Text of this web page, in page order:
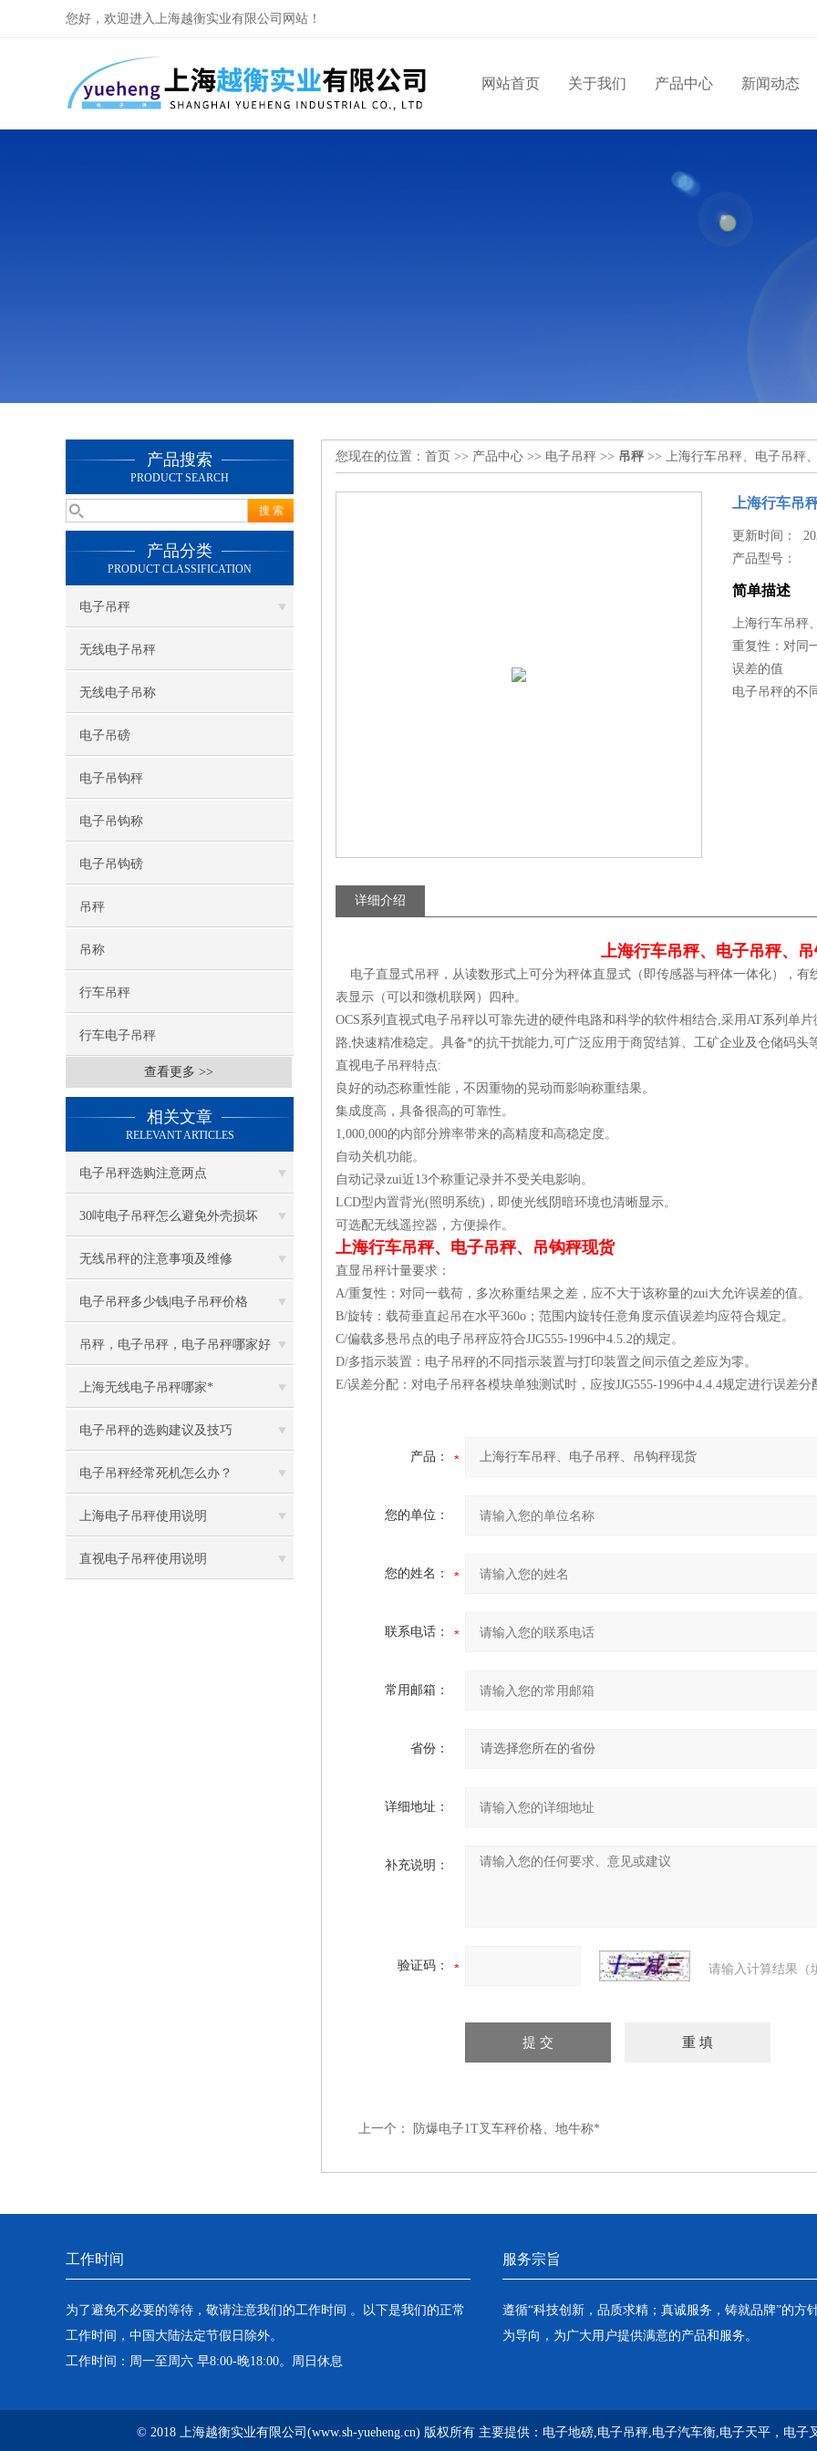
您好，欢迎进入上海越衡实业有限公司网站！
网站首页 关于我们 产品中心 新闻动态
产品搜索
PRODUCT SEARCH
产品分类
PRODUCT CLASSIFICATION
电子吊秤
无线电子吊秤
无线电子吊称
电子吊磅
电子吊钩秤
电子吊钩称
电子吊钩磅
吊秤
吊称
行车吊秤
行车电子吊秤
查看更多 >>
相关文章
RELEVANT ARTICLES
电子吊秤选购注意两点
30吨电子吊秤怎么避免外壳损坏
无线吊秤的注意事项及维修
电子吊秤多少钱|电子吊秤价格
吊秤，电子吊秤，电子吊秤哪家好
上海无线电子吊秤哪家*
电子吊秤的选购建议及技巧
电子吊秤经常死机怎么办？
上海电子吊秤使用说明
直视电子吊秤使用说明
您现在的位置： 首页 >> 产品中心 >> 电子吊秤 >> 吊秤 >> 上海行车吊秤、电子吊秤
上海行车吊
更新时间：
产品型号：
简单描述
上海行车吊秤
重复性：对同
误差的值
电子吊秤的不
详细介绍
上海行车吊秤、电子吊秤、
电子直显式吊秤，从读数形式上可分为秤体直显式（即传感器与秤体一体化），有
表显示（可以和微机联网）四种。
OCS系列直视式电子吊秤以可靠先进的硬件电路和科学的软件相结合,采用AT系列单
路,快速精准稳定。具备*的抗干扰能力,可广泛应用于商贸结算、工矿企业及仓储码头
直视电子吊秤特点:
良好的动态称重性能，不因重物的晃动而影响称重结果。
集成度高，具备很高的可靠性。
1,000,000的内部分辨率带来的高精度和高稳定度。
自动关机功能。
自动记录zui近13个称重记录并不受关电影响。
LCD型内置背光(照明系统)，即使光线阴暗环境也清晰显示。
可选配无线遥控器，方便操作。
上海行车吊秤、电子吊秤、吊钩秤现货
直显吊秤计量要求：
A/重复性：对同一载荷，多次称重结果之差，应不大于该称量的zui大允许误差的值。
B/旋转：载荷垂直起吊在水平360o；范围内旋转任意角度示值误差均应符合规定。
C/偏载多悬吊点的电子吊秤应符合JJG555-1996中4.5.2的规定。
D/多指示装置：电子吊秤的不同指示装置与打印装置之间示值之差应为零。
E/误差分配：对电子吊秤各模块单独测试时，应按JJG555-1996中4.4.4规定进行误差分
产品：
您的单位：
您的姓名：
联系电话：
常用邮箱：
省份：
详细地址：
补充说明：
验证码： 请输入计算结果（
上一个： 防爆电子1T叉车秤价格、地牛称*
工作时间
为了避免不必要的等待，敬请注意我们的工作时间 。以下是我们的正常
工作时间，中国大陆法定节假日除外。
工作时间：周一至周六 早8:00-晚18:00。周日休息
服务宗旨
遵循“科技创新，品质求精；真诚服务，铸就品牌”的方
为导向，为广大用户提供满意的产品和服务。
© 2018 上海越衡实业有限公司(www.sh-yueheng.cn) 版权所有 主要提供： 电子地磅,电子吊秤,电子汽车衡,电子天平，电